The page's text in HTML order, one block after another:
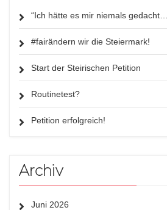
“Ich hätte es mir niemals gedacht…
#fairändern wir die Steiermark!
Start der Steirischen Petition
Routinetest?
Petition erfolgreich!
Archiv
Juni 2026